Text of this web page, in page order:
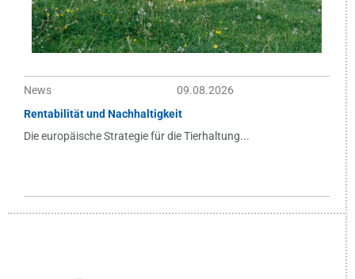
News
09.08.2026
Rentabilität und Nachhaltigkeit
Die europäische Strategie für die Tierhaltung...